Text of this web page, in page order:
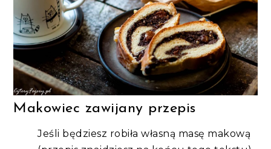
Makowiec zawijany przepis
Jeśli będziesz robiła własną masę makową